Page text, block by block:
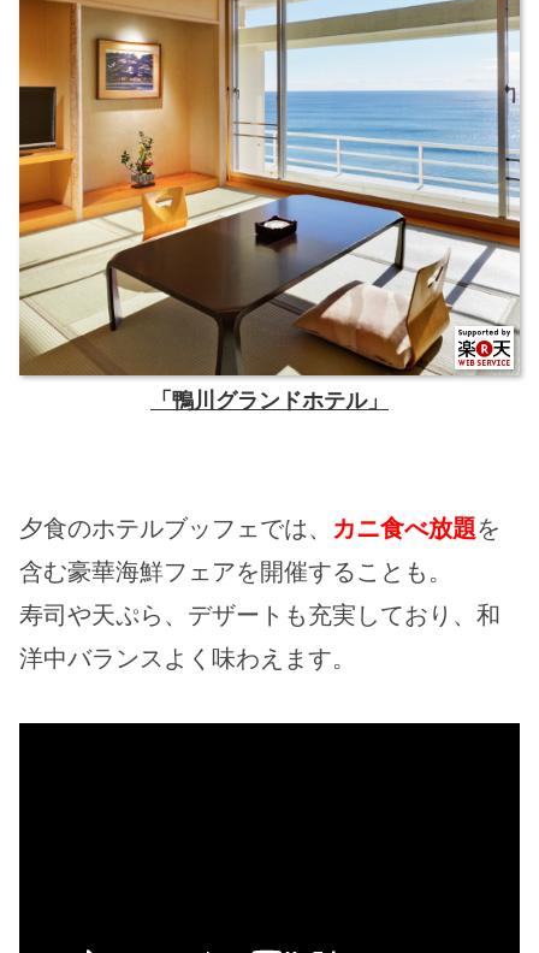
「鴨川グランドホテル」
夕食のホテルブッフェでは、 カニ食べ放題を
含む豪華海鮮フェアを開催することも。
寿司や天ぷら、デザートも充実しており、和
洋中バランスよく味わえます。